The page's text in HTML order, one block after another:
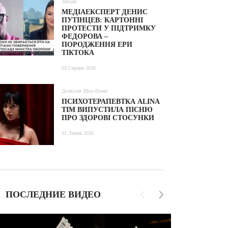
Заходи
МЕДІАЕКСПЕРТ ДЕНИС
ПУТІНЦЕВ: КАРТОННІ
ПРОТЕСТИ У ПІДТРИМКУ
ФЕДОРОВА –
ПОРОДЖЕННЯ ЕРИ
ТІКТОКА
03 Серпня 2026
Дозвілля Шоу-бізнес
ПСИХОТЕРАПЕВТКА ALINA
TIM ВИПУСТИЛА ПІСНЮ
ПРО ЗДОРОВІ СТОСУНКИ
31 Липня 2026
ПОСЛЕДНИЕ ВИДЕО